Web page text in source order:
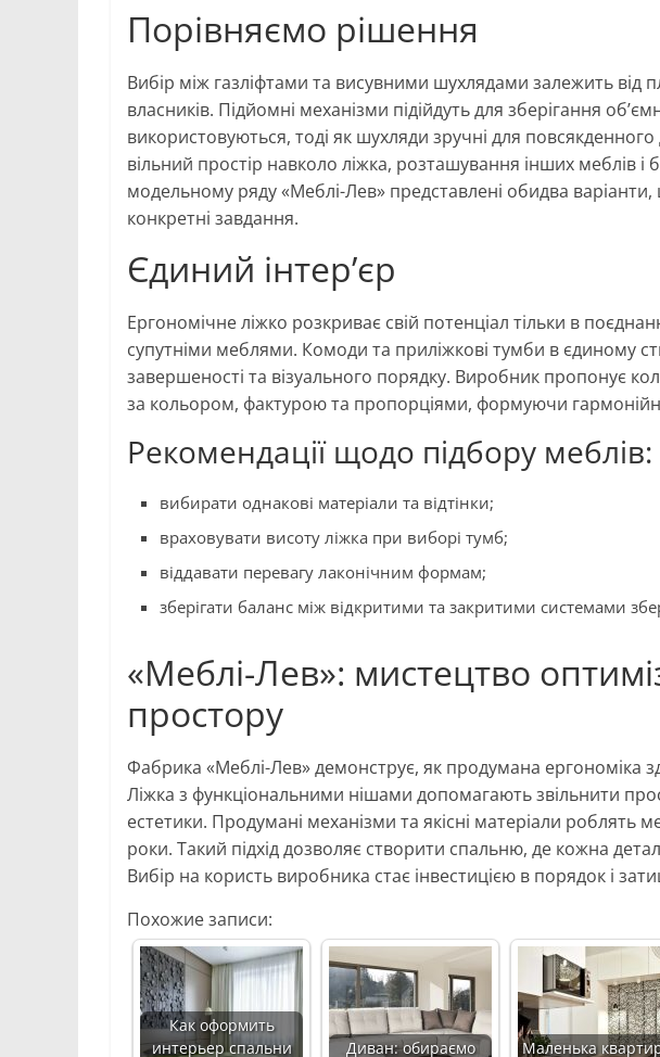
Порівняємо рішення
Вибір між газліфтами та висувними шухлядами залежить від
власників. Підйомні механізми підійдуть для зберігання
використовуються, тоді як шухляди зручні для
вільний простір навколо ліжка, розташування інших меблів і
модельному ряду «Меблі-Лев» представлені обидва
конкретні завдання.
Єдиний інтер’єр
Ергономічне ліжко розкриває свій потенціал тільки в
супутніми меблями. Комоди та приліжкові тумби в єдиному
завершеності та візуального порядку. Виробник пропонує
за кольором, фактурою та пропорціями, формуючи
Рекомендації щодо підбору меблів:
вибирати однакові матеріали та відтінки;
враховувати висоту ліжка при виборі тумб;
віддавати перевагу лаконічним формам;
зберігати баланс між відкритими та закритими системами
«Меблі-Лев»: мистецтво
простору
Фабрика «Меблі-Лев» демонструє, як продумана ергономіка
Ліжка з функціональними нішами допомагають звільнити
естетики. Продумані механізми та якісні матеріали роблять
роки. Такий підхід дозволяє створити спальню, де кожна
Вибір на користь виробника стає інвестицією в порядок і
Похожие записи:
Как оформить
интерьер спальни
Диван: обираємо Маленька